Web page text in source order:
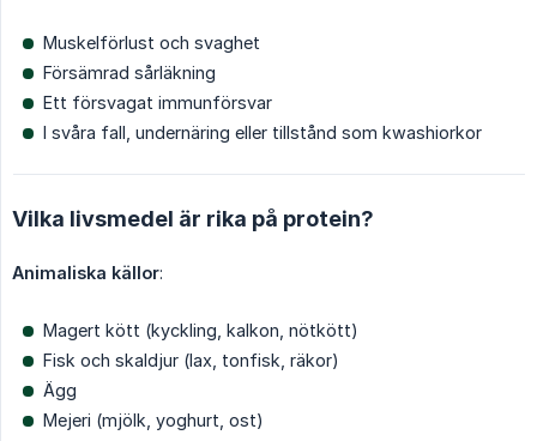
Muskelförlust och svaghet
Försämrad sårläkning
Ett försvagat immunförsvar
I svåra fall, undernäring eller tillstånd som kwashiorkor
Vilka livsmedel är rika på protein?
Animaliska källor:
Magert kött (kyckling, kalkon, nötkött)
Fisk och skaldjur (lax, tonfisk, räkor)
Ägg
Mejeri (mjölk, yoghurt, ost)